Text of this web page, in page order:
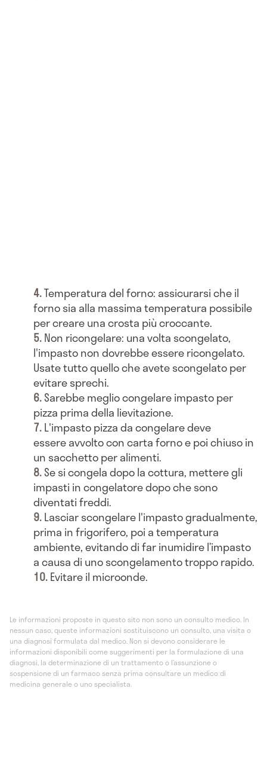
Temperatura del forno: assicurarsi che il
forno sia alla massima temperatura possibile
per creare una crosta più croccante.
Non ricongelare: una volta scongelato,
l'impasto non dovrebbe essere ricongelato.
Usate tutto quello che avete scongelato per
evitare sprechi.
Sarebbe meglio congelare impasto per
pizza prima della lievitazione.
L'impasto pizza da congelare deve
essere avvolto con carta forno e poi chiuso in
un sacchetto per alimenti.
Se si congela dopo la cottura, mettere gli
impasti in congelatore dopo che sono
diventati freddi.
Lasciar scongelare l'impasto gradualmente,
prima in frigorifero, poi a temperatura
ambiente, evitando di far inumidire l’impasto
a causa di uno scongelamento troppo rapido.
Evitare il microonde.
Le informazioni proposte in questo sito non sono un consulto medico. In
nessun caso, queste informazioni sostituiscono un consulto, una visita o
una diagnosi formulata dal medico. Non si devono considerare le
informazioni disponibili come suggerimenti per la formulazione di una
diagnosi, la determinazione di un trattamento o l’assunzione o
sospensione di un farmaco senza prima consultare un medico di
medicina generale o uno specialista.